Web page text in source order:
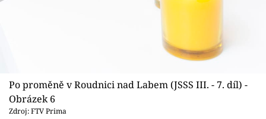
Po proměně v Roudnici nad Labem (JSSS III. - 7. díl) -
Obrázek 6
Zdroj: FTV Prima